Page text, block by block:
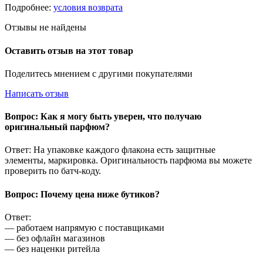
Подробнее: условия возврата
Отзывы не найдены
Оставить отзыв на этот товар
Поделитесь мнением с другими покупателями
Написать отзыв
Вопрос: Как я могу быть уверен, что получаю
оригинальный парфюм?
Ответ: На упаковке каждого флакона есть защитные
элементы, маркировка. Оригинальность парфюма вы можете
проверить по батч-коду.
Вопрос: Почему цена ниже бутиков?
Ответ:
— работаем напрямую с поставщиками
— без офлайн магазинов
— без наценки ритейла